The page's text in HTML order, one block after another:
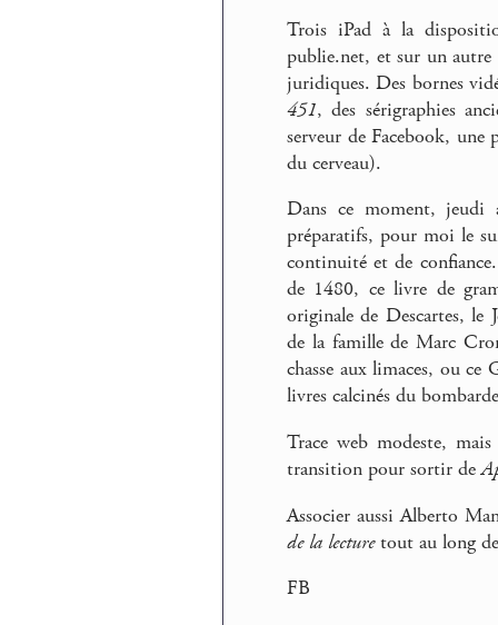
Trois iPad à la
publie.net, et sur un autre
juridiques. Des bornes
451, des sérigraphies
serveur de Facebook, une
du cerveau).
Dans ce moment, jeudi
préparatifs, pour moi le
continuité et de
de 1480, ce livre de
originale de Descartes, le
de la famille de Marc
chasse aux limaces, ou
livres calcinés du
Trace web modeste,
transition pour sortir de
Associer aussi Alberto
de la lecturetout au long
FB